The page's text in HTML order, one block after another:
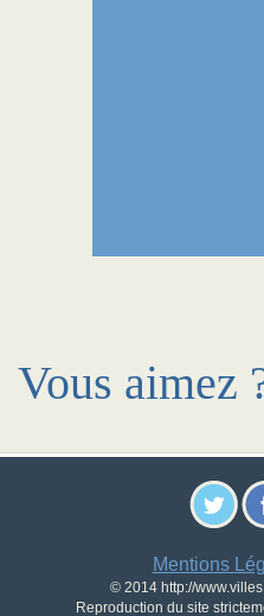
Vous aimez
Mentions
© 2014 http://
Reproduction du site